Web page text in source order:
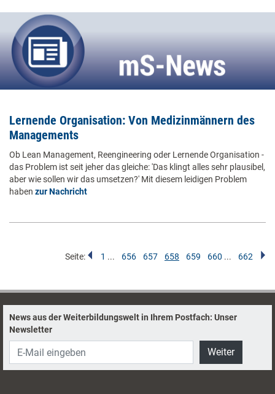
Lernende Organisation: Von Medizinmännern des
Managements
Ob Lean Management, Reengineering oder Lernende Organisation -
das Problem ist seit jeher das gleiche: 'Das klingt alles sehr plausibel,
aber wie sollen wir das umsetzen?' Mit diesem leidigen Problem
haben zur Nachricht
Seite: 1 ... 656 657 658 659 660 ... 662
News aus der Weiterbildungswelt in Ihrem Postfach: Unser
Newsletter
Weiter